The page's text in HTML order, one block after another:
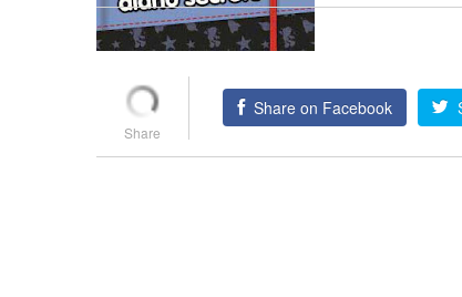
Share on Facebook